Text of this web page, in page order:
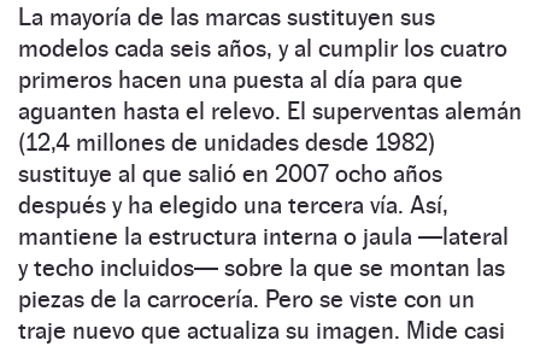
La mayoría de las marcas sustituyen sus
modelos cada seis años, y al cumplir los cuatro
primeros hacen una puesta al día para que
aguanten hasta el relevo. El superventas alemán
(12,4 millones de unidades desde 1982)
sustituye al que salió en 2007 ocho años
después y ha elegido una tercera vía. Así,
mantiene la estructura interna o jaula —lateral
y techo incluidos— sobre la que se montan las
piezas de la carrocería. Pero se viste con un
traje nuevo que actualiza su imagen. Mide casi